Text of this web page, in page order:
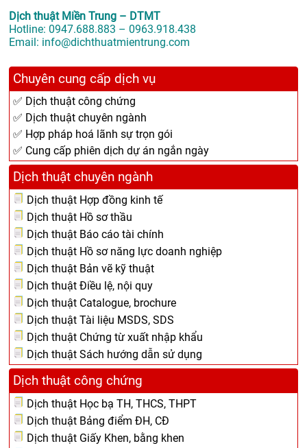
Dịch thuật Miền Trung – DTMT
Hotline: 0947.688.883 – 0963.918.438
Email: info@dichthuatmientrung.com
Chuyên cung cấp dịch vụ
✅ Dịch thuật công chứng
✅ Dịch thuật chuyên ngành
✅ Hợp pháp hoá lãnh sự trọn gói
✅ Cung cấp phiên dịch dự án ngắn ngày
Dịch thuật chuyên ngành
Dịch thuật Hợp đồng kinh tế
Dịch thuật Hồ sơ thầu
Dịch thuật Báo cáo tài chính
Dịch thuật Hồ sơ năng lực doanh nghiệp
Dịch thuật Bản vẽ kỹ thuật
Dịch thuật Điều lệ, nội quy
Dịch thuật Catalogue, brochure
Dịch thuật Tài liệu MSDS, SDS
Dịch thuật Chứng từ xuất nhập khẩu
Dịch thuật Sách hướng dẫn sử dụng
Dịch thuật công chứng
Dịch thuật Học bạ TH, THCS, THPT
Dịch thuật Bảng điểm ĐH, CĐ
Dịch thuật Giấy Khen, bằng khen